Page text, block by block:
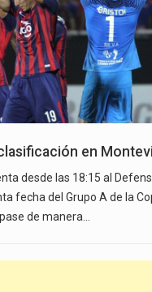
en
desde las 18:15 al
fecha del Grupo A de la
de manera…